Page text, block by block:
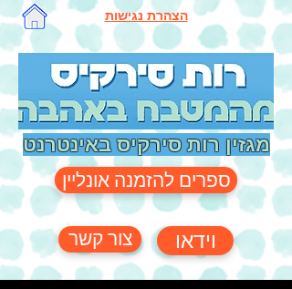
הצהרת נגישות
מגזין רות סירקיס באינטרנט
ספרים להזמנה אונליין
צור קשר וידאו